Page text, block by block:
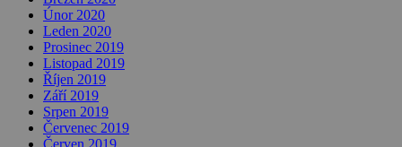
Únor 2020
Leden 2020
Prosinec 2019
Listopad 2019
Říjen 2019
Září 2019
Srpen 2019
Červenec 2019
Červen 2019